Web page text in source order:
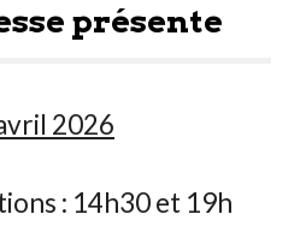
présente
2026
: 14h30 et 19h